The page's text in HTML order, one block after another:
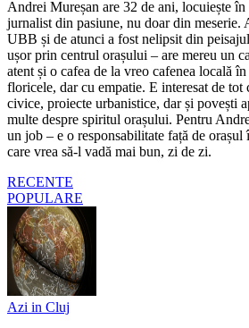
Andrei Mureșan are 32 de ani, locuiește
jurnalist din pasiune, nu doar din meserie.
UBB și de atunci a fost nelipsit din
ușor prin centrul orașului – are mereu un
atent și o cafea de la vreo cafenea locală
floricele, dar cu empatie. E interesat de
civice, proiecte urbanistice, dar și povești
multe despre spiritul orașului. Pentru
un job – e o responsabilitate față de orașul
care vrea să-l vadă mai bun, zi de zi.
RECENTE
POPULARE
Azi in Cluj